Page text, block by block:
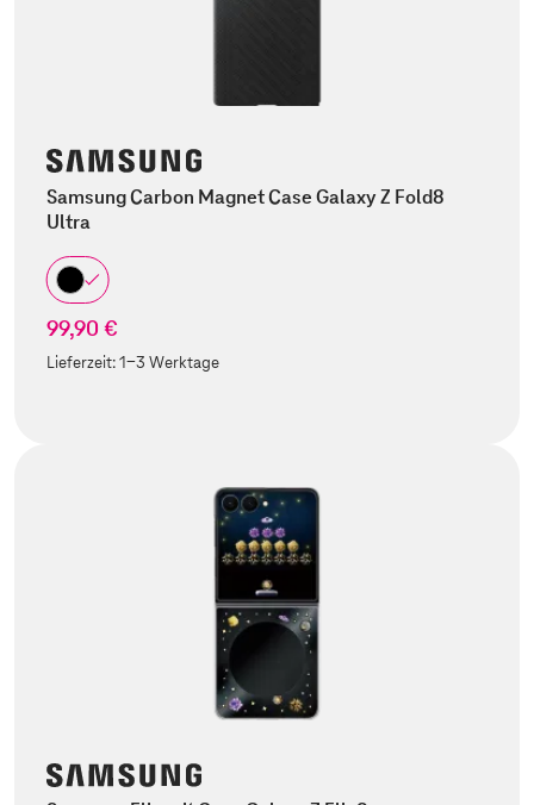
Samsung Carbon Magnet Case Galaxy Z Fold8
Ultra
99,90 €
Lieferzeit:1-3 Werktage